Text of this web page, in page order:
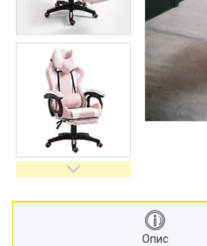
Електроніка
Опис